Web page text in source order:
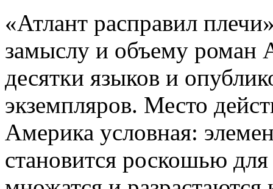
«Атлант расправил
замыслу и объему роман
десятки языков и
экземпляров. Место
Америка условная:
становится роскошью